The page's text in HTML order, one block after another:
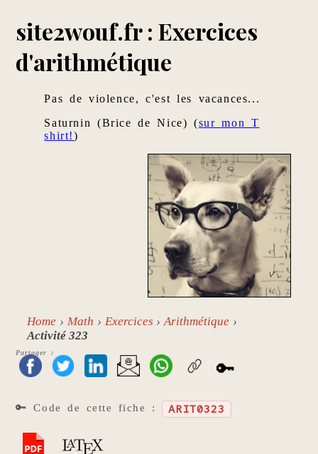
site2wouf.fr : Exercices
d'arithmétique
Pas de violence, c'est les vacances...
Saturnin (Brice de Nice) (sur mon T
shirt!)
Home Math Exercices
Arithmétique
Activité 323
Partager :
🔑
🔑 Code de cette fiche : ARIT0323